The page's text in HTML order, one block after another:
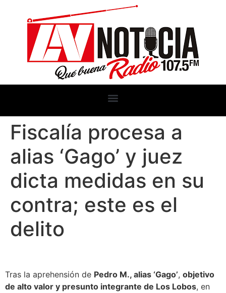
Fiscalía procesa a
alias ‘Gago’ y juez
dicta medidas en su
contra; este es el
delito
Tras la aprehensión de Pedro M., alias ‘Gago’, objetivo
de alto valor y presunto integrante de Los Lobos, en